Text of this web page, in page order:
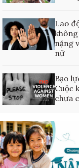
Lao
nặng
nữ
Bạo
Cuộc
chưa